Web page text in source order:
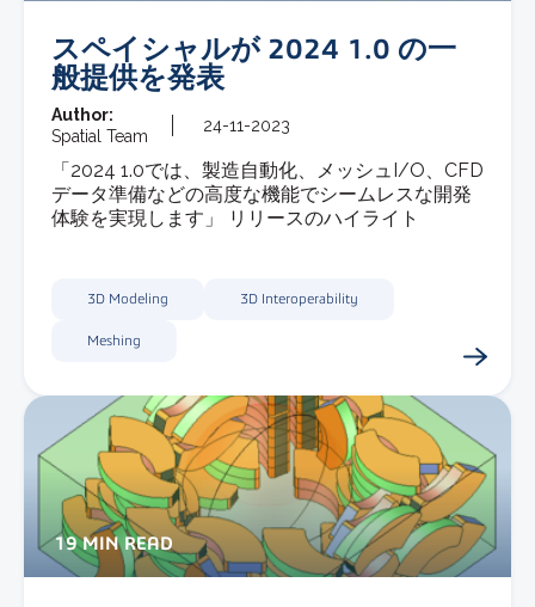
スペイシャルが 2024 1.0 の一
般提供を発表
Author:
Spatial Team
24-11-2023
「2024 1.0では、製造自動化、メッシュI/O、CFD
データ準備などの高度な機能でシームレスな開発
体験を実現します」 リリースのハイライト
3D Modeling 3D Interoperability
Meshing
19 MIN READ